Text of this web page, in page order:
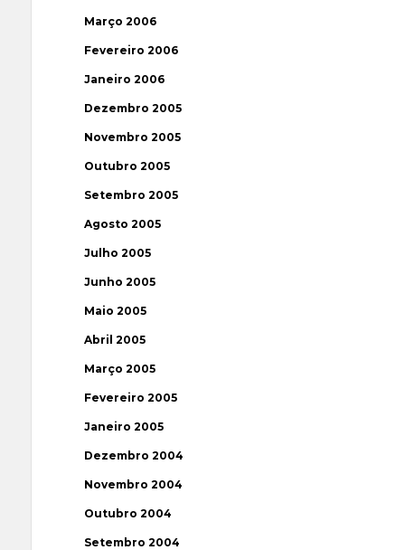
Março 2006
Fevereiro 2006
Janeiro 2006
Dezembro 2005
Novembro 2005
Outubro 2005
Setembro 2005
Agosto 2005
Julho 2005
Junho 2005
Maio 2005
Abril 2005
Março 2005
Fevereiro 2005
Janeiro 2005
Dezembro 2004
Novembro 2004
Outubro 2004
Setembro 2004